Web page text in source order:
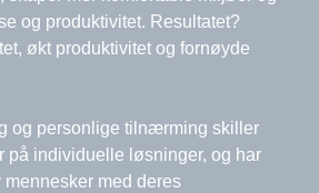
og produktivitet. Resultatet?
økt produktivitet og fornøyde
og personlige tilnærming skiller
på individuelle løsninger, og har
med deres